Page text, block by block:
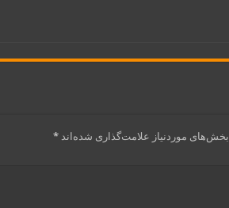
بخش‌های موردنیاز علامت‌گذاری شده‌اند*